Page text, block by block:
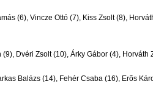
(6), Vincze Ottó (7), Kiss Zsolt (8),
Dvéri Zsolt (10), Árky Gábor (4), Horváth
Balázs (14), Fehér Csaba (16), Erõs